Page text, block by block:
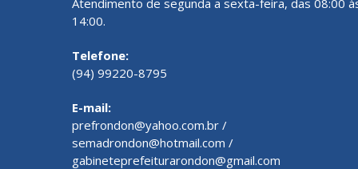
14:00.
Telefone:
(94) 99220-8795
E-mail:
prefrondon@yahoo.com.br /
semadrondon@hotmail.com /
gabineteprefeiturarondon@gmail.com